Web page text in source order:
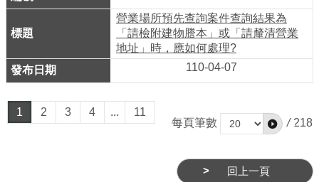
服
務
話
資
訊
營業場所預先查詢案件查詢結果為
「請檢附建物謄本」或「請釐清營業
地址」時，應如何處理?
110-04-07
1 2 3 4 ...
11
每頁筆數
/ 218
回上一頁